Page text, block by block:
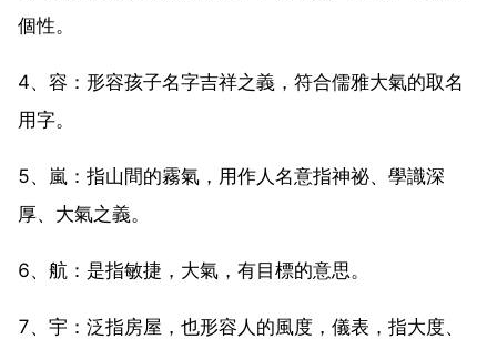
個性。
4、容：形容孩子名字吉祥之義，符合儒雅大氣的取名
用字。
5、嵐：指山間的霧氣，用作人名意指神祕、學識深
厚、大氣之義。
6、航：是指敏捷，大氣，有目標的意思。
7、宇：泛指房屋，也形容人的風度，儀表，指大度、